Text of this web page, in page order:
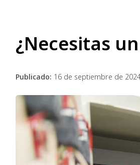
¿Necesitas
Publicado: 16 de septiembre de